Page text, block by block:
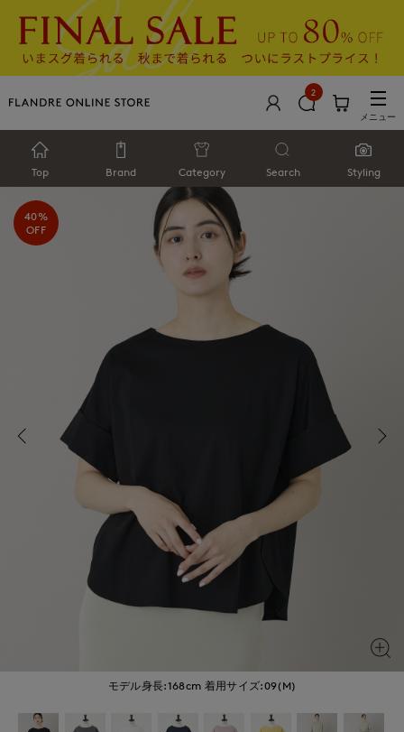
2
メニュー
Top Brand Category Search Styling
モデル身長:168cm 着用サイズ:09(M)
40%
OFF